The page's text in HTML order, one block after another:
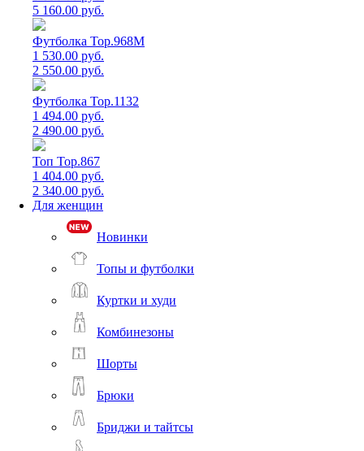
5 160.00 руб.
Футболка Top.968M
1 530.00 руб.
2 550.00 руб.
Футболка Top.1132
1 494.00 руб.
2 490.00 руб.
Топ Top.867
1 404.00 руб.
2 340.00 руб.
Для женщин
Новинки
Топы и футболки
Куртки и худи
Комбинезоны
Шорты
Брюки
Бриджи и тайтсы